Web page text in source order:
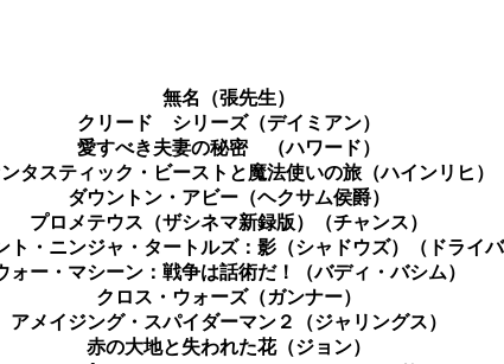
無名（張先生）
クリード シリーズ（デイミアン）
愛すべき夫妻の秘密 （ハワード）
タスティック・ビーストと魔法使いの旅（ハインリヒ）
ダウントン・アビー（ヘクサム侯爵）
プロメテウス（ザシネマ新録版）（チャンス）
ト・ニンジャ・タートルズ：影（シャドウズ）（ドライ
ォー・マシーン：戦争は話術だ！（バディ・バシム）
クロス・ウォーズ（ガンナー）
アメイジング・スパイダーマン２（ジャリングス）
赤の大地と失われた花（ジョン）